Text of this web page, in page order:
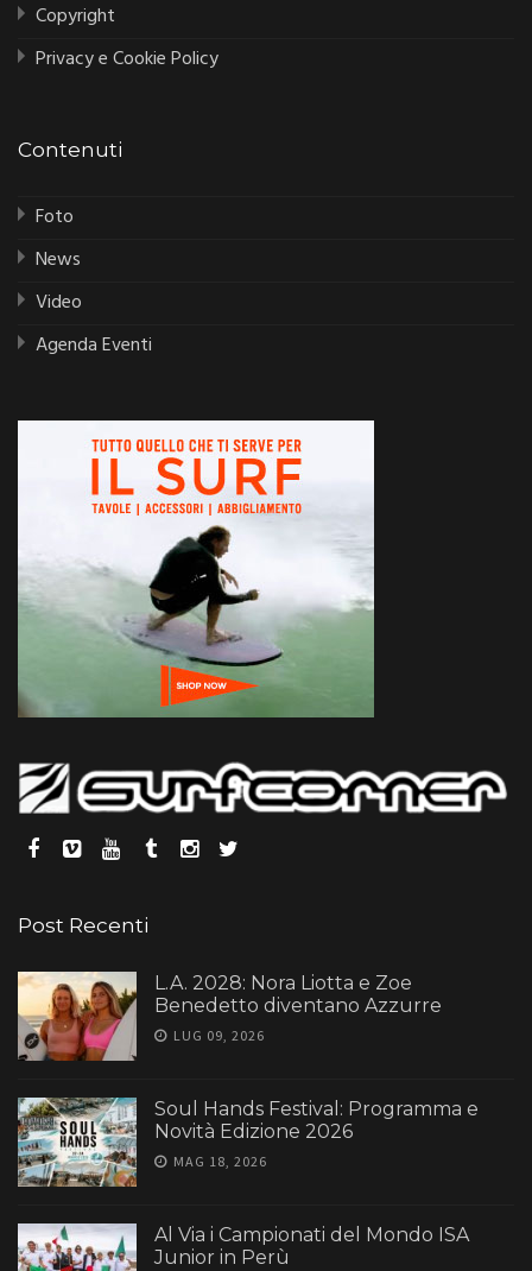
Copyright
Privacy e Cookie Policy
Contenuti
Foto
News
Video
Agenda Eventi
Post Recenti
L.A. 2028: Nora Liotta e Zoe
Benedetto diventano Azzurre
LUG 09, 2026
Soul Hands Festival: Programma e
Novità Edizione 2026
MAG 18, 2026
Al Via i Campionati del Mondo ISA
Junior in Perù